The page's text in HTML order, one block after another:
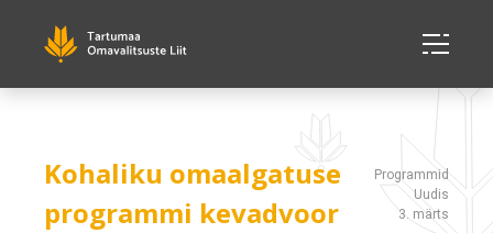
Kohaliku omaalgatuse
programmi kevadvoor
Programmid
Uudis
3. märts